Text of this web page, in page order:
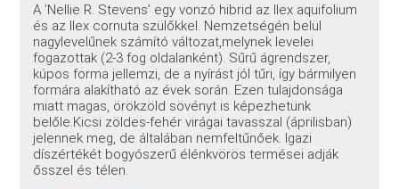
A ’Nellie R. Stevens’ egy vonzó hibrid az Ilex aquifolium
és az Ilex cornuta szülőkkel. Nemzetségén belül
nagylevelűnek számító változat,melynek levelei
fogazottak (2-3 fog oldalanként). Sűrű ágrendszer,
kúpos forma jellemzi, de a nyírást jól tűri, így bármilyen
formára alakítható az évek során. Ezen tulajdonsága
miatt magas, örökzöld sövényt is képezhetünk
belőle.Kicsi zöldes-fehér virágai tavasszal (áprilisban)
jelennek meg, de általában nemfeltűnőek. Igazi
díszértékét bogyószerű élénkvörös termései adják
ősszel és télen.